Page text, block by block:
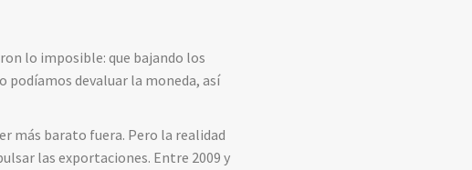
lo imposible: que bajando los
podíamos devaluar la moneda, así
más barato fuera. Pero la realidad
las exportaciones. Entre 2009 y